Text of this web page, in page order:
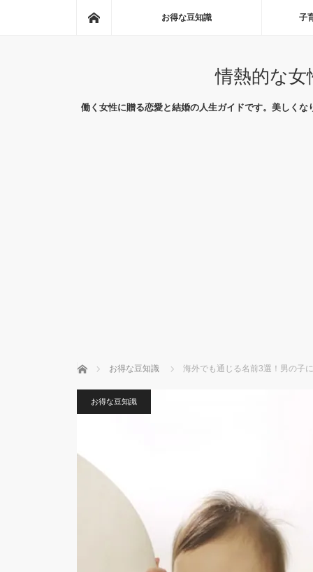
お得な豆知識 子
情熱的な女
働く女性に贈る恋愛と結婚の人生ガイドです。美しく
ホーム お得な豆知識 海外でも通じる名前3選！男の子
お得な豆知識